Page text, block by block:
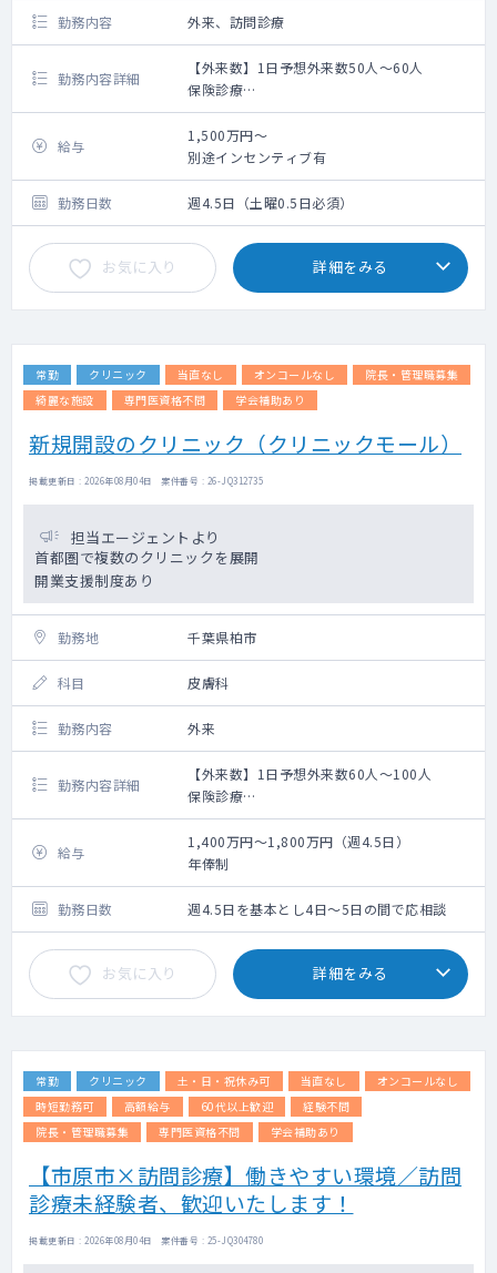
勤務内容 外来、訪問診療
勤務内容詳細
【外来数】1日予想外来数50人～60人
保険診療
電子カルテ（WEMEX：旧メディコム）導入予
定、一般診療に必要な医療機器
給与
1,500万円～
別途インセンティブ有
勤務日数 週4.5日（土曜0.5日必須）
お気に入り 詳細をみる
常勤 クリニック 当直なし オンコールなし
院長・管理職募集
綺麗な施設
専門医資格不問 学会補助あり
新規開設のクリニック（クリニックモール）
掲載更新日 : 2026年08月04日 案件番号 : 26-JQ312735
担当エージェントより
首都圏で複数のクリニックを展開
開業支援制度あり
勤務地 千葉県柏市
科目 皮膚科
勤務内容 外来
勤務内容詳細
【外来数】1日予想外来数60人～100人
保険診療
電子カルテ（WEMEX：旧メディコム）導入予
定、一般診療に必要な医療機器
給与
1,400万円～1,800万円（週4.5日）
年俸制
勤務日数 週4.5日を基本とし4日～5日の間で応相談
お気に入り 詳細をみる
常勤 クリニック 土・日・祝休み可 当直なし
オンコールなし
時短勤務可
高額給与 60代以上歓迎
経験不問
院長・管理職募集
専門医資格不問 学会補助あり
【市原市×訪問診療】働きやすい環境／訪問
診療未経験者、歓迎いたします！
掲載更新日 : 2026年08月04日 案件番号 : 25-JQ304780